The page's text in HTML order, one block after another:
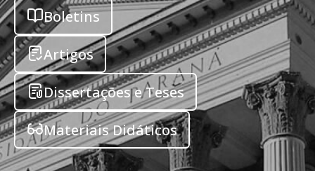
Boletins
Artigos
Dissertações e Teses
Materiais Didáticos